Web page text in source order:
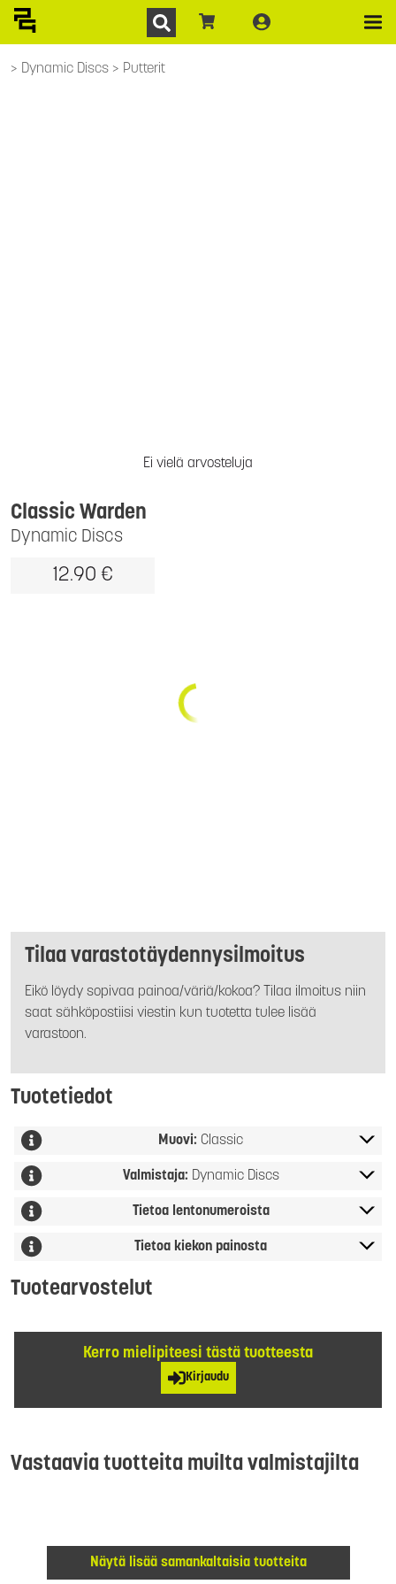
Dynamic Discs Putterit
Ei vielä arvosteluja
Dynamic Discs
Classic Warden
12.90 €
Tilaa varastotäydennysilmoitus
Eikö löydy sopivaa painoa/väriä/kokoa? Tilaa ilmoitus niin
saat sähköpostiisi viestin kun tuotetta tulee lisää
varastoon.
Tuotetiedot
Muovi: Classic
Valmistaja: Dynamic Discs
Tietoa lentonumeroista
Tietoa kiekon painosta
Tuotearvostelut
Kerro mielipiteesi tästä tuotteesta
Kirjaudu
Vastaavia tuotteita muilta valmistajilta
Näytä lisää samankaltaisia tuotteita